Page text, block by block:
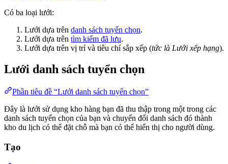
Có ba loại lưới:
Lưới dựa trên danh sách tuyển chọn.
Lưới dựa trên tìm kiếm đã lưu.
Lưới dựa trên vị trí và tiêu chí sắp xếp (tức là Lưới xếp hạng).
Lưới danh sách tuyển chọn
Phần tiêu đề “Lưới danh sách tuyển chọn”
Đây là lưới sử dụng kho hàng bạn đã thu thập trong một trong các
danh sách tuyển chọn của bạn và chuyển đổi danh sách đó thành
kho du lịch có thể đặt chỗ mà bạn có thể hiển thị cho người dùng.
Tạo